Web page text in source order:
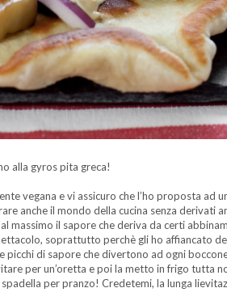
alla gyros pita greca!
vegana e vi assicuro che l’ho proposta ad
anche il mondo della cucina senza derivati
massimo il sapore che deriva da certi
soprattutto perchè gli ho affiancato
picchi di sapore che divertono ad ogni
per un’oretta e poi la metto in frigo tutta
per pranzo! Credetemi, la lunga